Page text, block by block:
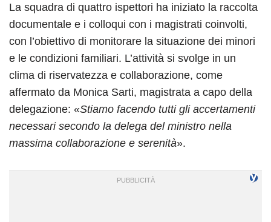
La squadra di quattro ispettori ha iniziato la raccolta
documentale e i colloqui con i magistrati coinvolti,
con l’obiettivo di monitorare la situazione dei minori
e le condizioni familiari. L’attività si svolge in un
clima di riservatezza e collaborazione, come
affermato da Monica Sarti, magistrata a capo della
delegazione: «Stiamo facendo tutti gli accertamenti
necessari secondo la delega del ministro nella
massima collaborazione e serenità».